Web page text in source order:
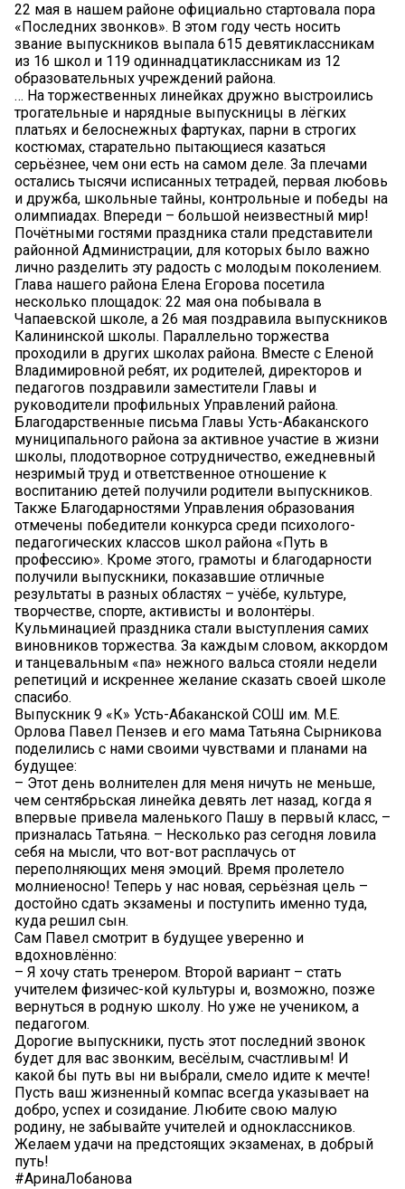
22 мая в нашем районе официально стартовала пора
«Последних звонков». В этом году честь носить
звание выпускников выпала 615 девятиклассникам
из 16 школ и 119 одиннадцатиклассникам из 12
образовательных учреждений района.
… На торжественных линейках дружно выстроились
трогательные и нарядные выпускницы в лёгких
платьях и белоснежных фартуках, парни в строгих
костюмах, старательно пытающиеся казаться
серьёзнее, чем они есть на самом деле. За плечами
остались тысячи исписанных тетрадей, первая любовь
и дружба, школьные тайны, контрольные и победы на
олимпиадах. Впереди – большой неизвестный мир!
Почётными гостями праздника стали представители
районной Администрации, для которых было важно
лично разделить эту радость с молодым поколением.
Глава нашего района Елена Егорова посетила
несколько площадок: 22 мая она побывала в
Чапаевской школе, а 26 мая поздравила выпускников
Калининской школы. Параллельно торжества
проходили в других школах района. Вместе с Еленой
Владимировной ребят, их родителей, директоров и
педагогов поздравили заместители Главы и
руководители профильных Управлений района.
Благодарственные письма Главы Усть-Абаканского
муниципального района за активное участие в жизни
школы, плодотворное сотрудничество, ежедневный
незримый труд и ответственное отношение к
воспитанию детей получили родители выпускников.
Также Благодарностями Управления образования
отмечены победители конкурса среди психолого-
педагогических классов школ района «Путь в
профессию». Кроме этого, грамоты и благодарности
получили выпускники, показавшие отличные
результаты в разных областях – учёбе, культуре,
творчестве, спорте, активисты и волонтёры.
Кульминацией праздника стали выступления самих
виновников торжества. За каждым словом, аккордом
и танцевальным «па» нежного вальса стояли недели
репетиций и искреннее желание сказать своей школе
спасибо.
Выпускник 9 «К» Усть-Абаканской СОШ им. М.Е.
Орлова Павел Пензев и его мама Татьяна Сырникова
поделились с нами своими чувствами и планами на
будущее:
– Этот день волнителен для меня ничуть не меньше,
чем сентябрьская линейка девять лет назад, когда я
впервые привела маленького Пашу в первый класс, –
призналась Татьяна. – Несколько раз сегодня ловила
себя на мысли, что вот-вот расплачусь от
переполняющих меня эмоций. Время пролетело
молниеносно! Теперь у нас новая, серьёзная цель –
достойно сдать экзамены и поступить именно туда,
куда решил сын.
Сам Павел смотрит в будущее уверенно и
вдохновлённо:
– Я хочу стать тренером. Второй вариант – стать
учителем физичес-кой культуры и, возможно, позже
вернуться в родную школу. Но уже не учеником, а
педагогом.
Дорогие выпускники, пусть этот последний звонок
будет для вас звонким, весёлым, счастливым! И
какой бы путь вы ни выбрали, смело идите к мечте!
Пусть ваш жизненный компас всегда указывает на
добро, успех и созидание. Любите свою малую
родину, не забывайте учителей и одноклассников.
Желаем удачи на предстоящих экзаменах, в добрый
путь!
#АринаЛобанова